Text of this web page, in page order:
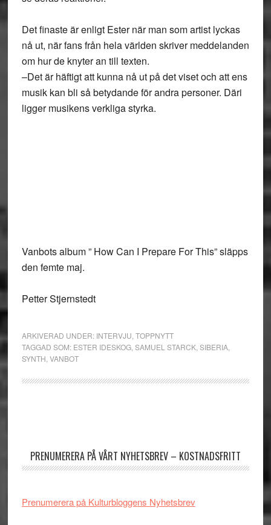
Det finaste är enligt Ester när man som artist lyckas
nå ut, när fans från hela världen skriver meddelanden
om hur de knyter an till texten.
–Det är häftigt att kunna nå ut på det viset och att ens
musik kan bli så betydande för andra personer. Däri
ligger musikens verkliga styrka.
Vanbots album ” How Can I Prepare For This” släpps
den femte maj.
Petter Stjernstedt
ARKIVERAD UNDER: INTERVJU TOPPNYTT
TAGGAD SOM: ESTER IDESKOG, SAMUEL STARCK, SIBERIA,
SYNTH VANBOT
PRENUMERERA PÅ VÅRT NYHETSBREV – KOSTNADSFRITT
Prenumerera på Kulturbloggens Nyhetsbrev